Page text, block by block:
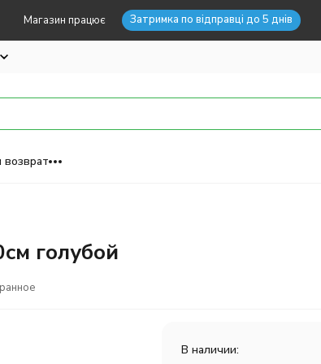
Магазин працює Затримка по відправці до 5 днів
голубой
В наличии: